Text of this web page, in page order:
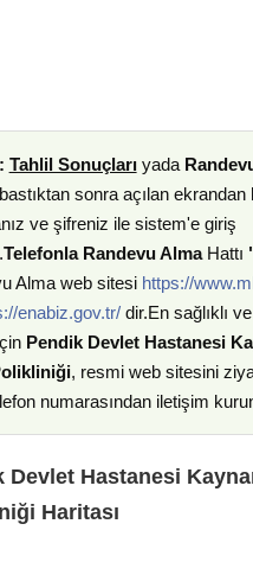
Tahlil Sonuçlarıyada
sonra açılan ekrandan
ve şifreniz ile sistem'e giriş
Telefonla Randevu AlmaHattı
Alma web sitesi https://
enabiz.gov.tr/dir.En sağlıklı
Pendik Devlet Hastanesi
, resmi web sitesini
numarasından iletişim
Devlet Hastanesi
Haritası